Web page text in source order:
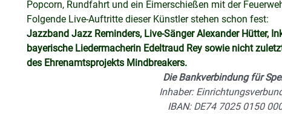
Popcorn, Rundfahrt und ein Eimerschießen mit der
Folgende Live-Auftritte dieser Künstler stehen schon fest:
Jazzband Jazz Reminders, Live-Sänger Alexander Hütter,
bayerische Liedermacherin Edeltraud Rey sowie nicht
des Ehrenamtsprojekts Mindbreakers.
Die Bankverbindung für
Inhaber:
IBAN: DE74 7025 0150